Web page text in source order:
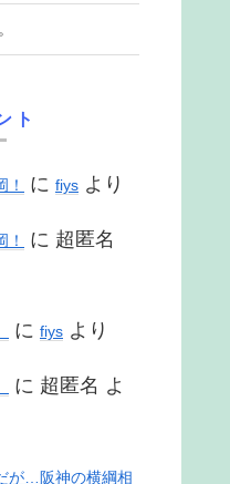
ト
に fiys より
に 超匿名
に fiys より
に 超匿名 よ
が…阪神の横綱相